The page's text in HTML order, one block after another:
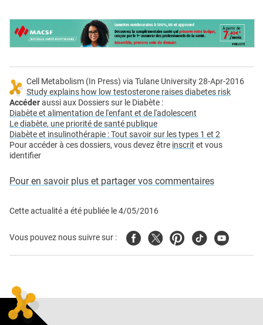
Cell Metabolism (In Press) via Tulane University 28-Apr-2016
Study explains how low testosterone raises diabetes risk
Accéderaussi aux Dossiers sur le Diabète :
Diabète et alimentation de l'enfant et de l'adolescent
Le diabète, une priorité de santé publique
Diabète et insulinothérapie : Tout savoir sur les types 1 et 2
Pour accéder à ces dossiers, vous devez être inscrit et vous
identifier
Pour en savoir plus et partager vos commentaires
Cette actualité a été publiée le4/05/2016
Vous pouvez nous suivre sur : FacebookTwitterPinterest
TiktokYoutube